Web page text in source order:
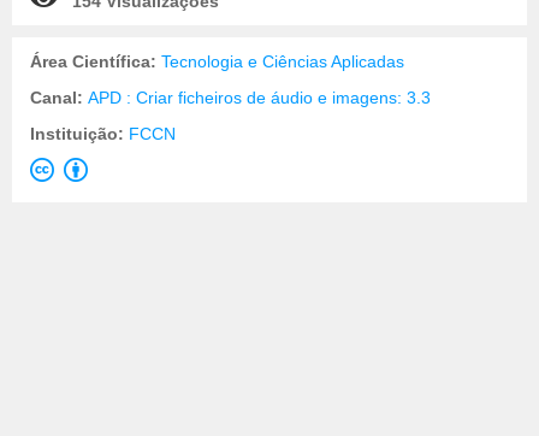
Área Científica: Tecnologia e Ciências Aplicadas
Canal: APD : Criar ficheiros de áudio e imagens: 3.3
Instituição: FCCN